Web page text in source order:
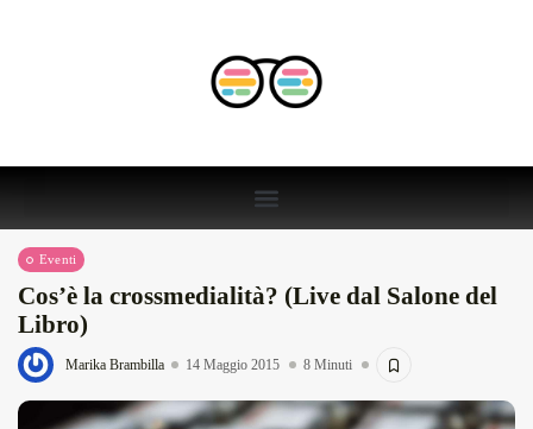
Eventi
Cos’è la crossmedialità? (Live dal Salone del
Libro)
Marika Brambilla 14 Maggio 2015 8 Minuti